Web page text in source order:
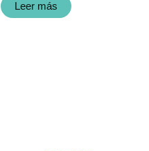
Leer más